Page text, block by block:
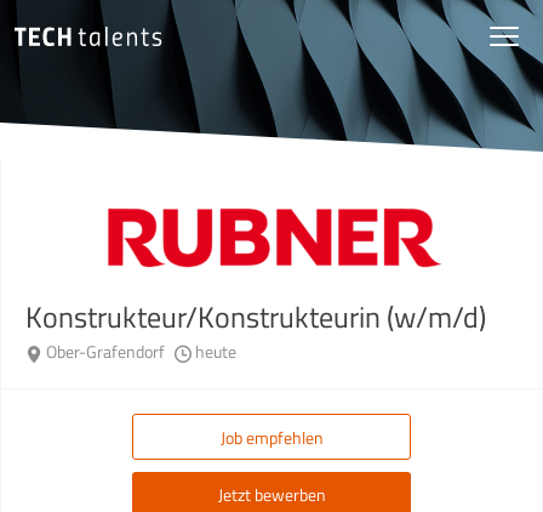
Konstrukteur/Konstrukteurin (w/m/d)
Ober-Grafendorf heute
Job empfehlen
Jetzt bewerben